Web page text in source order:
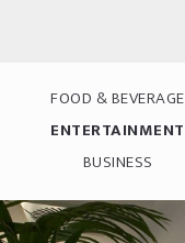
FOOD & BEVERAGE
ENTERTAINMENT
BUSINESS